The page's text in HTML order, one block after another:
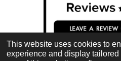
This website uses cookies to
experience and display tailored